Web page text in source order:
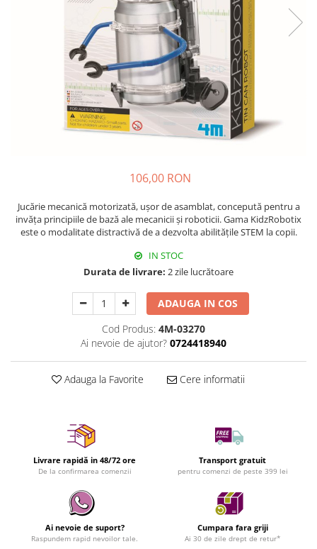
106,00 RON
Jucărie mecanică motorizată, ușor de asamblat, concepută pentru a
invăța principiile de bază ale mecanicii și roboticii. Gama KidzRobotix
este o modalitate distractivă de a dezvolta abilitățile STEM la copii.
IN STOC
Durata de livrare: 2 zile lucrătoare
ADAUGA IN COS
Cod Produs: 4M-03270
Ai nevoie de ajutor? 0724418940
Adauga la Favorite Cere informatii
Livrare rapidă in 48/72 ore
De la confirmarea comenzii
Transport gratuit
pentru comenzi de peste 399 lei
Ai nevoie de suport?
Raspundem rapid nevoilor tale.
Cumpara fara griji
Ai 30 de zile drept de retur*